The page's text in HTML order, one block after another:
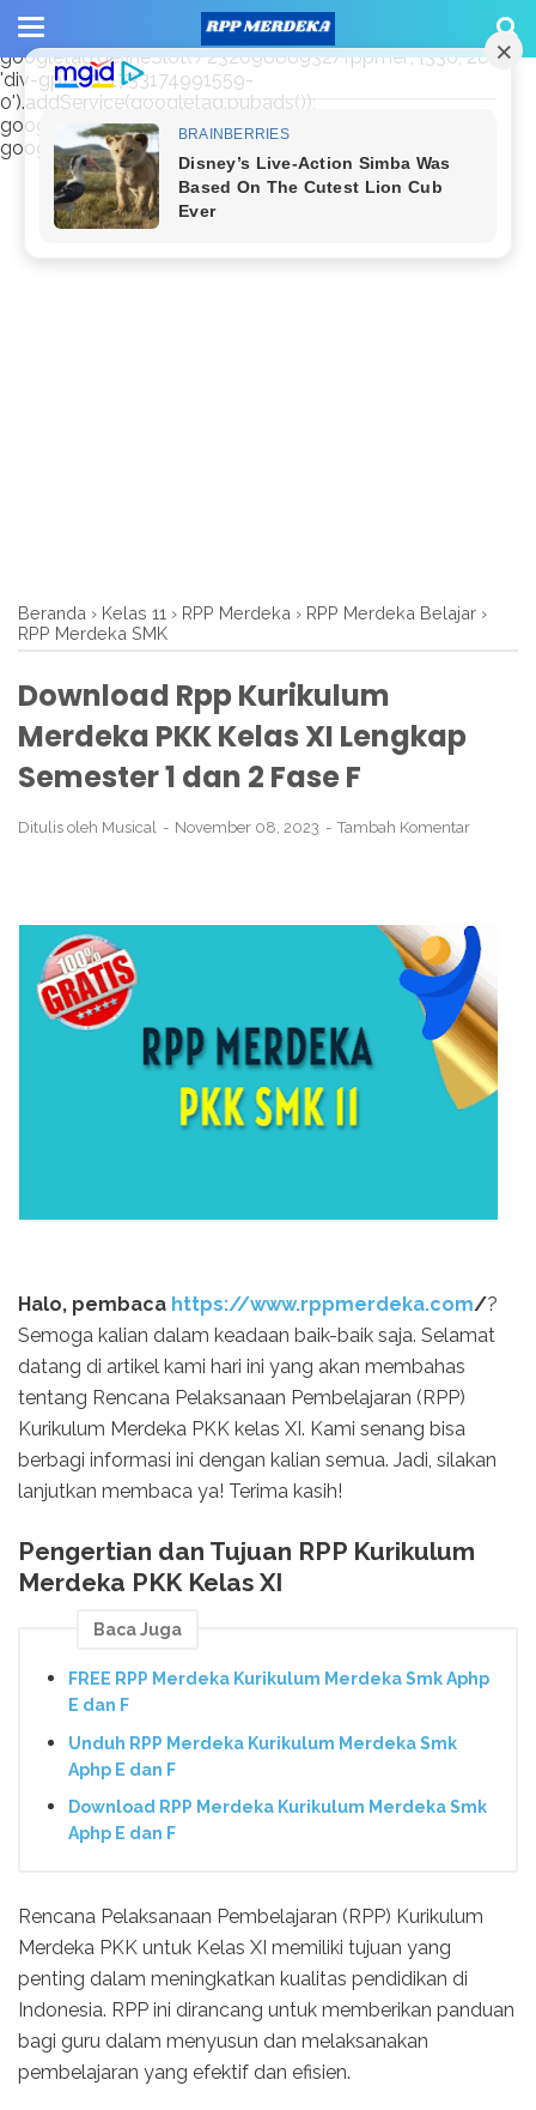
window.googletag = window.googletag || {cmd: []};
googletag.cmd.push(function() {
googletag.defineSlot('/23209888932/rppmer', [336, 280],
'div-gpt-ad-1733174991559-
0').addService(googletag.pubads());
googletag.pubads().enableSingleRequest();
googletag.enableServices(); });
Beranda › Kelas 11 › RPP Merdeka › RPP Merdeka Belajar ›
RPP Merdeka SMK
Download Rpp Kurikulum
Merdeka PKK Kelas XI Lengkap
Semester 1 dan 2 Fase F
Ditulis oleh Musical November 08, 2023 Tambah Komentar
Halo, pembaca https://www.rppmerdeka.com/?
Semoga kalian dalam keadaan baik-baik saja. Selamat
datang di artikel kami hari ini yang akan membahas
tentang Rencana Pelaksanaan Pembelajaran (RPP)
Kurikulum Merdeka PKK kelas XI. Kami senang bisa
berbagi informasi ini dengan kalian semua. Jadi, silakan
lanjutkan membaca ya! Terima kasih!
Pengertian dan Tujuan RPP Kurikulum
Merdeka PKK Kelas XI
Baca Juga
FREE RPP Merdeka Kurikulum Merdeka Smk Aphp
E dan F
Unduh RPP Merdeka Kurikulum Merdeka Smk
Aphp E dan F
Download RPP Merdeka Kurikulum Merdeka Smk
Aphp E dan F
Rencana Pelaksanaan Pembelajaran (RPP) Kurikulum
Merdeka PKK untuk Kelas XI memiliki tujuan yang
penting dalam meningkatkan kualitas pendidikan di
Indonesia. RPP ini dirancang untuk memberikan panduan
bagi guru dalam menyusun dan melaksanakan
pembelajaran yang efektif dan efisien.